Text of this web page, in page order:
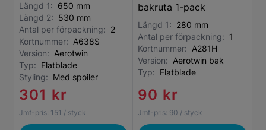
Längd 1: 650 mm
Längd 2: 530 mm
Antal per förpackning: 2
Kortnummer: A638S
Version: Aerotwin
Typ: Flatblade
Styling: Med spoiler
301 kr
Jmf-pris: 151 / styck
bakruta 1-pack
Längd 1: 280 mm
Antal per förpackning: 1
Kortnummer: A281H
Version: Aerotwin bak
Typ: Flatblade
90 kr
Jmf-pris: 90 / styck